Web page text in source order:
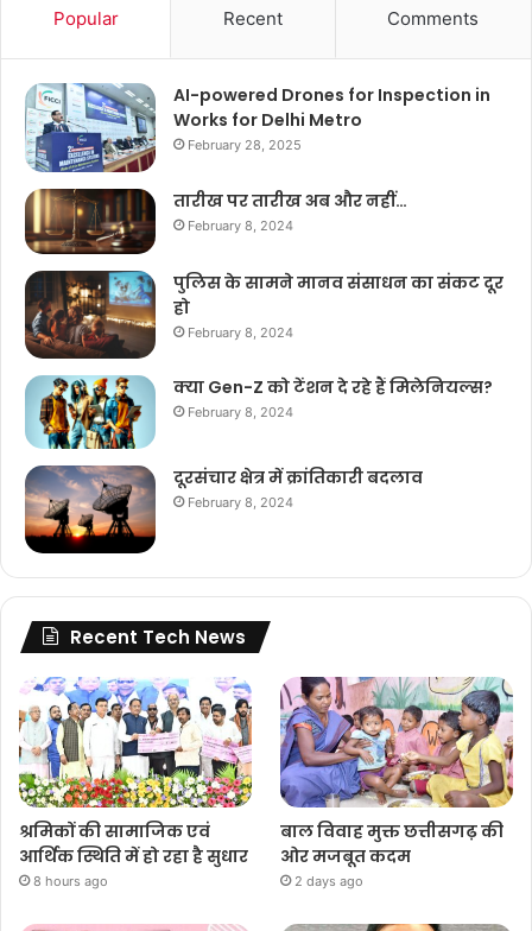
Popular Recent Comments
AI-powered Drones for Inspection in
Works for Delhi Metro
February 28, 2025
तारीख पर तारीख अब और नहीं…
February 8, 2024
पुलिस के सामने मानव संसाधन का संकट दूर
हो
February 8, 2024
क्या Gen-Z को टेंशन दे रहे हैं मिलेनियल्स?
February 8, 2024
दूरसंचार क्षेत्र में क्रांतिकारी बदलाव
February 8, 2024
Recent Tech News
श्रमिकों की सामाजिक एवं
आर्थिक स्थिति में हो रहा है सुधार
8 hours ago
बाल विवाह मुक्त छत्तीसगढ़ की
ओर मजबूत कदम
2 days ago